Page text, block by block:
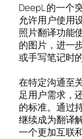
DeepL 的一个
允许用户使用
照片翻译功能
的图片，进一
或手写笔记时
在特定沟通至
足用户需求，
的标准。通过
继续成为翻译
一个更加互联